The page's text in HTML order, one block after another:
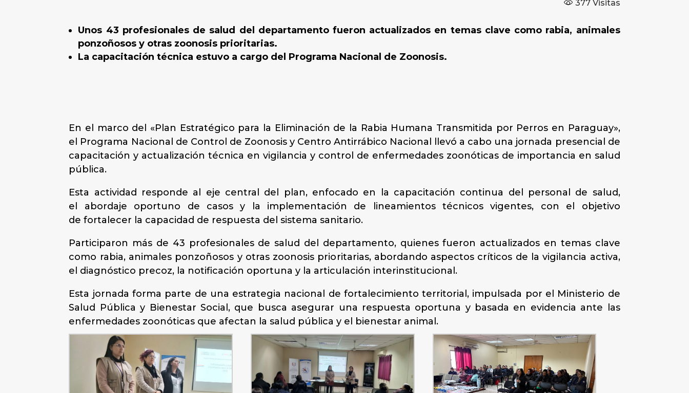
377Visitas
Unos 43 profesionales de salud del departamento fueron actualizados en temas clave como rabia, animales
ponzoñosos y otras zoonosis prioritarias.
La capacitación técnica estuvo a cargo del Programa Nacional de Zoonosis.
En el marco del «Plan Estratégico para la Eliminación de la Rabia Humana Transmitida por Perros en Paraguay»,
el Programa Nacional de Control de Zoonosis y Centro Antirrábico Nacional llevó a cabo una jornada presencial de
capacitación y actualización técnica en vigilancia y control de enfermedades zoonóticas de importancia en salud
pública.
Esta actividad responde al eje central del plan, enfocado en la capacitación continua del personal de salud,
el abordaje oportuno de casos y la implementación de lineamientos técnicos vigentes, con el objetivo
de fortalecer la capacidad de respuesta del sistema sanitario.
Participaron más de 43 profesionales de salud del departamento, quienes fueron actualizados en temas clave
como rabia, animales ponzoñosos y otras zoonosis prioritarias, abordando aspectos críticos de la vigilancia activa,
el diagnóstico precoz, la notificación oportuna y la articulación interinstitucional.
Esta jornada forma parte de una estrategia nacional de fortalecimiento territorial, impulsada por el Ministerio de
Salud Pública y Bienestar Social, que busca asegurar una respuesta oportuna y basada en evidencia ante las
enfermedades zoonóticas que afectan la salud pública y el bienestar animal.